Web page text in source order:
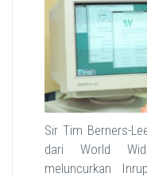
Sir Tim Berners-
dari World
meluncurkan